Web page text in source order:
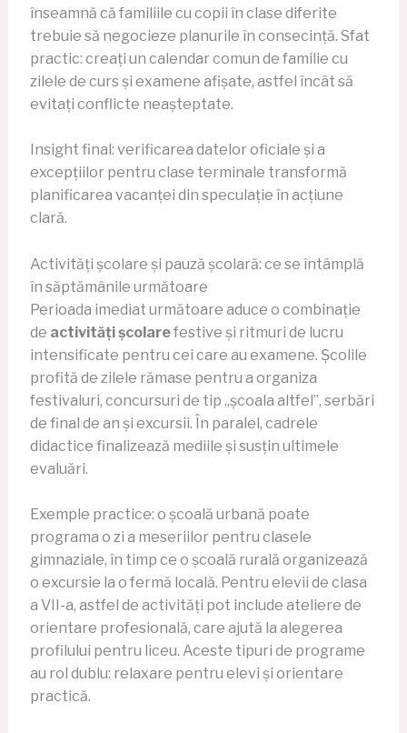
înseamnă că familiile cu copii în clase diferite
trebuie să negocieze planurile în consecință. Sfat
practic: creați un calendar comun de familie cu
zilele de curs și examene afișate, astfel încât să
evitați conflicte neașteptate.
Insight final: verificarea datelor oficiale și a
excepțiilor pentru clase terminale transformă
planificarea vacanței din speculație în acțiune
clară.
Activități școlare și pauză școlară: ce se întâmplă
în săptămânile următoare
Perioada imediat următoare aduce o combinație
de activități școlarefestive și ritmuri de lucru
intensificate pentru cei care au examene. Școlile
profită de zilele rămase pentru a organiza
festivaluri, concursuri de tip „școala altfel”, serbări
de final de an și excursii. În paralel, cadrele
didactice finalizează mediile și susțin ultimele
evaluări.
Exemple practice: o școală urbană poate
programa o zi a meseriilor pentru clasele
gimnaziale, în timp ce o școală rurală organizează
o excursie la o fermă locală. Pentru elevii de clasa
a VII-a, astfel de activități pot include ateliere de
orientare profesională, care ajută la alegerea
profilului pentru liceu. Aceste tipuri de programe
au rol dublu: relaxare pentru elevi și orientare
practică.